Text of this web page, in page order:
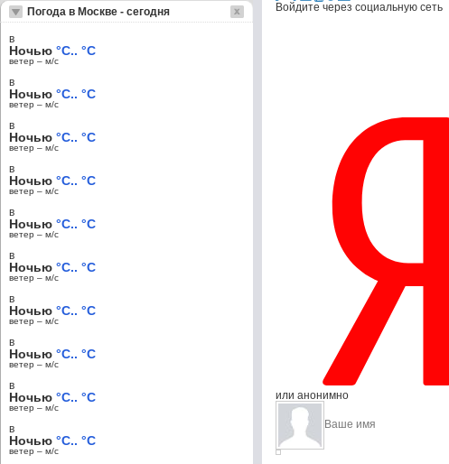
Войдите через социальную сеть
или анонимно
Погода в Москве - сегодня
в
Ночью °C.. °C
ветер – м/c
в
Ночью °C.. °C
ветер – м/c
в
Ночью °C.. °C
ветер – м/c
в
Ночью °C.. °C
ветер – м/c
в
Ночью °C.. °C
ветер – м/c
в
Ночью °C.. °C
ветер – м/c
в
Ночью °C.. °C
ветер – м/c
в
Ночью °C.. °C
ветер – м/c
в
Ночью °C.. °C
ветер – м/c
в
Ночью °C.. °C
ветер – м/c